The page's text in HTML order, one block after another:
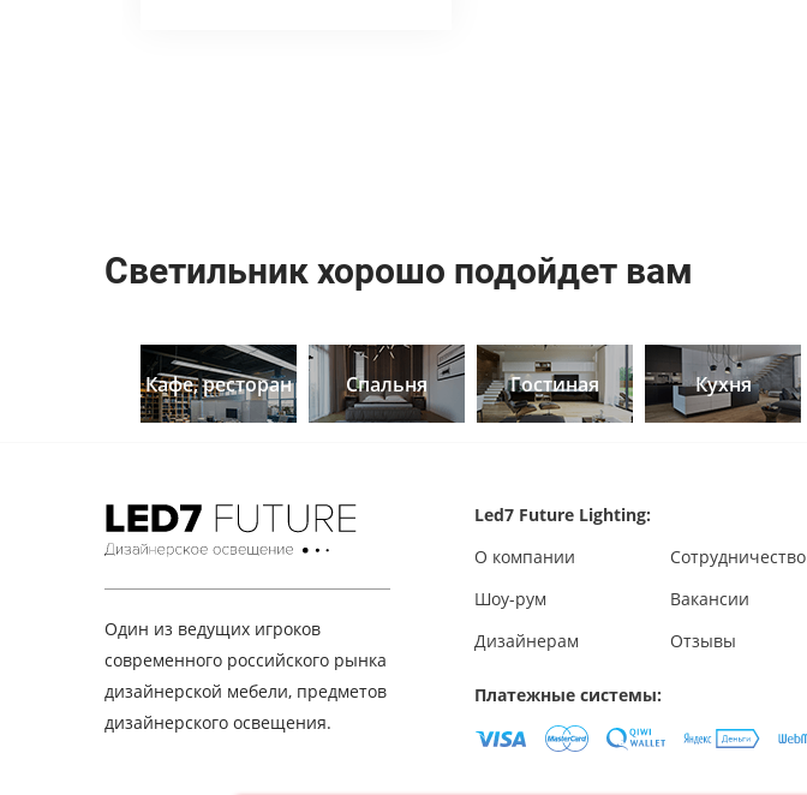
Светильник хорошо подойдет вам
Кафе, ресторан Спальня Гостиная Кухня
Один из ведущих игроков
современного российского рынка
дизайнерской мебели, предметов
дизайнерского освещения.
Led7 Future Lighting:
О компании
Сотрудничество
Шоу-рум
Вакансии
Дизайнерам
Отзывы
Платежные системы: